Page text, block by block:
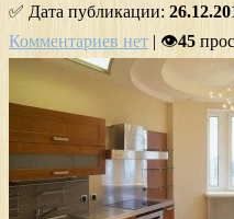
✅ Дата публикации:
Комментариев нет | 👁45